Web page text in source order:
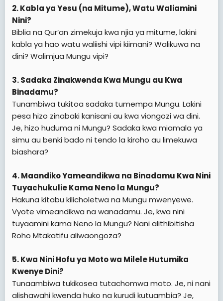
2. Kabla ya Yesu (na Mitume), Watu Waliamini
Nini?
Biblia na Qur’an zimekuja kwa njia ya mitume, lakini
kabla ya hao watu waliishi vipi kiimani? Walikuwa na
dini? Walimjua Mungu vipi?
3. Sadaka Zinakwenda Kwa Mungu au Kwa
Binadamu?
Tunambiwa tukitoa sadaka tumempa Mungu. Lakini
pesa hizo zinabaki kanisani au kwa viongozi wa dini.
Je, hizo huduma ni Mungu? Sadaka kwa miamala ya
simu au benki bado ni tendo la kiroho au limekuwa
biashara?
4. Maandiko Yameandikwa na Binadamu Kwa Nini
Tuyachukulie Kama Neno la Mungu?
Hakuna kitabu kilicholetwa na Mungu mwenyewe.
Vyote vimeandikwa na wanadamu. Je, kwa nini
tuyaamini kama Neno la Mungu? Nani alithibitisha
Roho Mtakatifu aliwaongoza?
5. Kwa Nini Hofu ya Moto wa Milele Hutumika
Kwenye Dini?
Tunaambiwa tukikosea tutachomwa moto. Je, ni nani
alishawahi kwenda huko na kurudi kutuambia? Je,